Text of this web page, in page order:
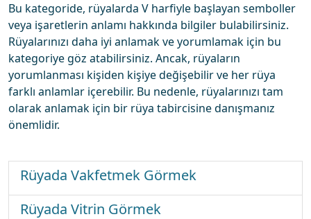
Bu kategoride, rüyalarda V harfiyle başlayan semboller
veya işaretlerin anlamı hakkında bilgiler bulabilirsiniz.
Rüyalarınızı daha iyi anlamak ve yorumlamak için bu
kategoriye göz atabilirsiniz. Ancak, rüyaların
yorumlanması kişiden kişiye değişebilir ve her rüya
farklı anlamlar içerebilir. Bu nedenle, rüyalarınızı tam
olarak anlamak için bir rüya tabircisine danışmanız
önemlidir.
Rüyada Vakfetmek Görmek
Rüyada Vitrin Görmek